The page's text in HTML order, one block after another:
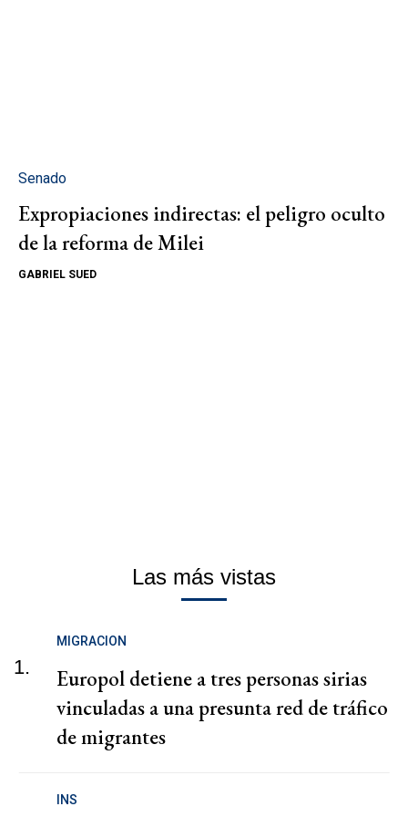
Senado
Expropiaciones indirectas: el peligro oculto
de la reforma de Milei
GABRIEL SUED
Las más vistas
1.
MIGRACION
Europol detiene a tres personas sirias
vinculadas a una presunta red de tráfico
de migrantes
INS